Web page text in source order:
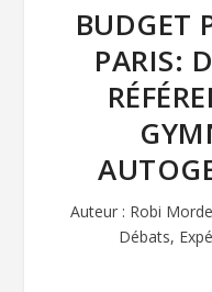
BUDGET
PARIS:
Auteur : Robi
Débats,